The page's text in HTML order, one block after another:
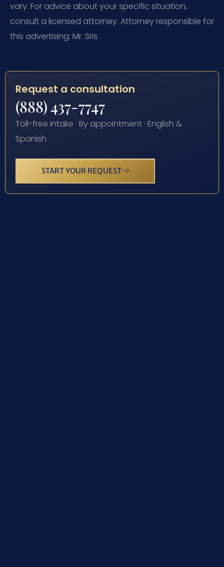
vary. For advice about your specific situation,
consult a licensed attorney. Attorney responsible for
this advertising: Mr. Sris.
Request a consultation
(888) 437-7747
Toll-free intake · By appointment · English &
Spanish
START YOUR REQUEST